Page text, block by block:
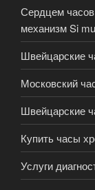
Сердцем
механизм Si
Швейцарские
Московский
Швейцарские
Купить часы
Услуги